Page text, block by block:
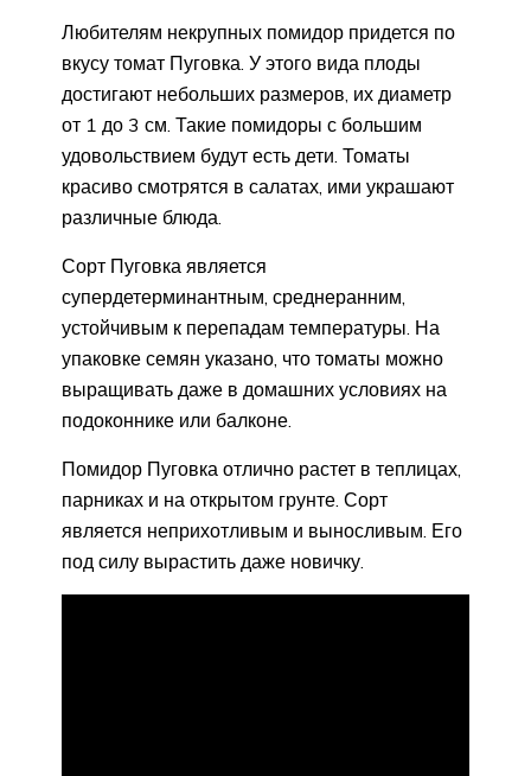
Любителям некрупных помидор придется по
вкусу томат Пуговка. У этого вида плоды
достигают небольших размеров, их диаметр
от 1 до 3 см. Такие помидоры с большим
удовольствием будут есть дети. Томаты
красиво смотрятся в салатах, ими украшают
различные блюда.
Сорт Пуговка является
супердетерминантным, среднеранним,
устойчивым к перепадам температуры. На
упаковке семян указано, что томаты можно
выращивать даже в домашних условиях на
подоконнике или балконе.
Помидор Пуговка отлично растет в теплицах,
парниках и на открытом грунте. Сорт
является неприхотливым и выносливым. Его
под силу вырастить даже новичку.